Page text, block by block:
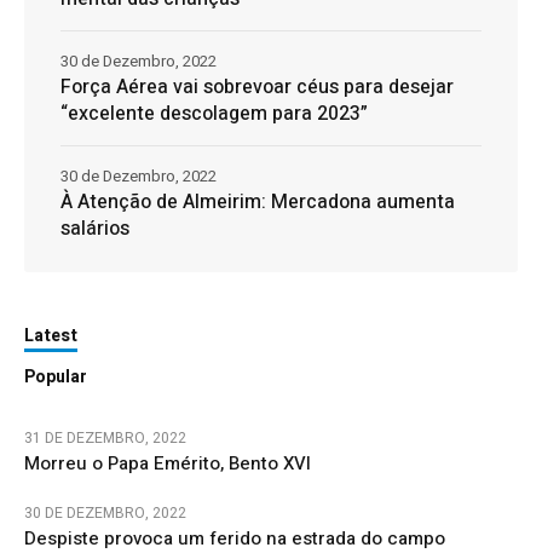
Força Aérea vai sobrevoar céus para desejar
“excelente descolagem para 2023”
30 de Dezembro, 2022
À Atenção de Almeirim: Mercadona aumenta
salários
30 de Dezembro, 2022
Latest
Popular
31 DE DEZEMBRO, 2022
Morreu o Papa Emérito, Bento XVI
30 DE DEZEMBRO, 2022
Despiste provoca um ferido na estrada do campo